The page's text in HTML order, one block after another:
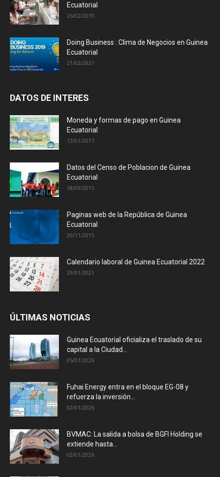
Ecuatorial
26/02/2019
Doing Business : Clima de Negocios en Guinea
Ecuatorial
21/02/2021
DATOS DE INTERES
Moneda y formas de pago en Guinea
Ecuatorial
13/01/2017
Datos del Censo de Poblacion de Guinea
Ecuatorial
18/09/2015
Paginas web de la República de Guinea
Ecuatorial
20/11/2015
Calendario laboral de Guinea Ecuatorial 2022
29/01/2021
ÚLTIMAS NOTICIAS
Guinea Ecuatorial oficializa el traslado de su
capital a la Ciudad...
05/01/2026
Fuhai Energy entra en el bloque EG-08 y
refuerza la inversión...
02/01/2026
BVMAC: La salida a bolsa de BGFI Holding se
extiende hasta...
02/01/2026